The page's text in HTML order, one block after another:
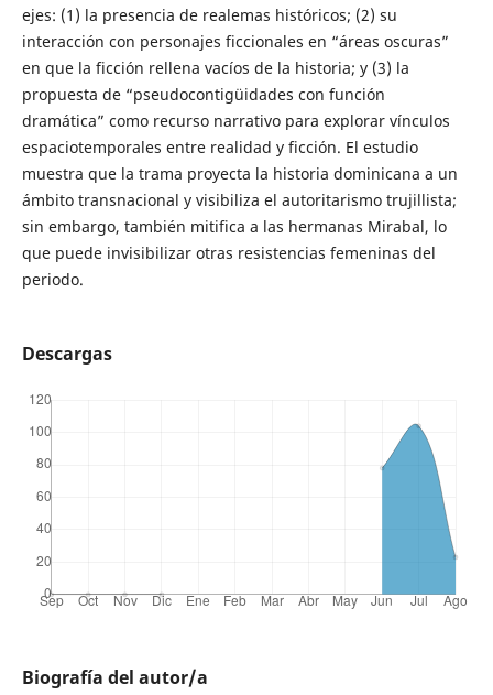
ejes: (1) la presencia de realemas históricos; (2) su
interacción con personajes ficcionales en “áreas oscuras”
en que la ficción rellena vacíos de la historia; y (3) la
propuesta de “pseudocontigüidades con función
dramática” como recurso narrativo para explorar vínculos
espaciotemporales entre realidad y ficción. El estudio
muestra que la trama proyecta la historia dominicana a un
ámbito transnacional y visibiliza el autoritarismo trujillista;
sin embargo, también mitifica a las hermanas Mirabal, lo
que puede invisibilizar otras resistencias femeninas del
periodo.
Descargas
Biografía del autor/a